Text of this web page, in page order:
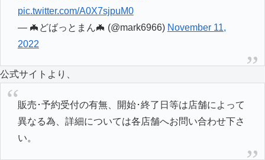
pic.twitter.com/A0X7sjpuM0
— 🦇どばっとまん🦇 (@mark6966) November 11,
2022
公式サイトより、
販売･予約受付の有無、開始･終了日等は店舗によって
異なる為、詳細については各店舗へお問い合わせ下さ
い。